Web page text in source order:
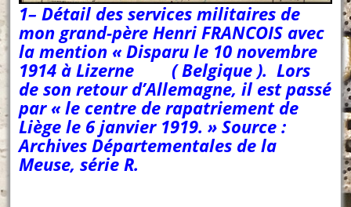
1– Détail des services militaires de
mon grand-père Henri FRANCOIS avec
la mention « Disparu le 10 novembre
1914 à Lizerne ( Belgique ). Lors
de son retour d’Allemagne, il est passé
par « le centre de rapatriement de
Liège le 6 janvier 1919. » Source :
Archives Départementales de la
Meuse, série R.